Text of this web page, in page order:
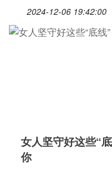
2024-12-06 19:42:00
女人坚守好这些“
你